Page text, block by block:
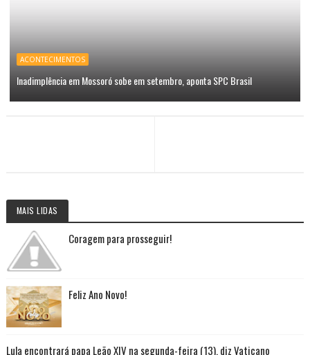
ACONTECIMENTOS
Inadimplência em Mossoró sobe em setembro, aponta SPC Brasil
MAIS LIDAS
Coragem para prosseguir!
Feliz Ano Novo!
Lula encontrará papa Leão XIV na segunda-feira (13), diz Vaticano